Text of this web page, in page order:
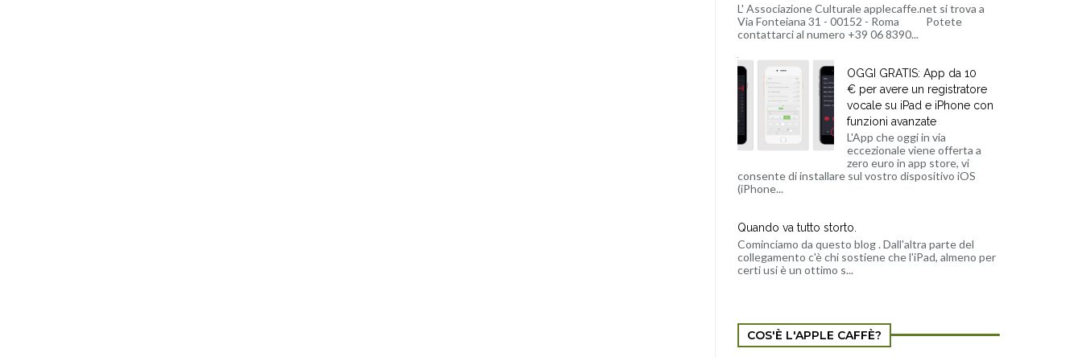
L' Associazione Culturale applecaffe.net si trova a
Via Fonteiana 31 - 00152 - Roma Potete
contattarci al numero +39 06 8390...
OGGI GRATIS: App da 10
€ per avere un registratore
vocale su iPad e iPhone con
funzioni avanzate
L'App che oggi in via
eccezionale viene offerta a
zero euro in app store, vi
consente di installare sul vostro dispositivo iOS
(iPhone...
Quando va tutto storto.
Cominciamo da questo blog . Dall'altra parte del
collegamento c'è chi sostiene che l'iPad, almeno per
certi usi è un ottimo s...
COS'È L'APPLE CAFFÈ?